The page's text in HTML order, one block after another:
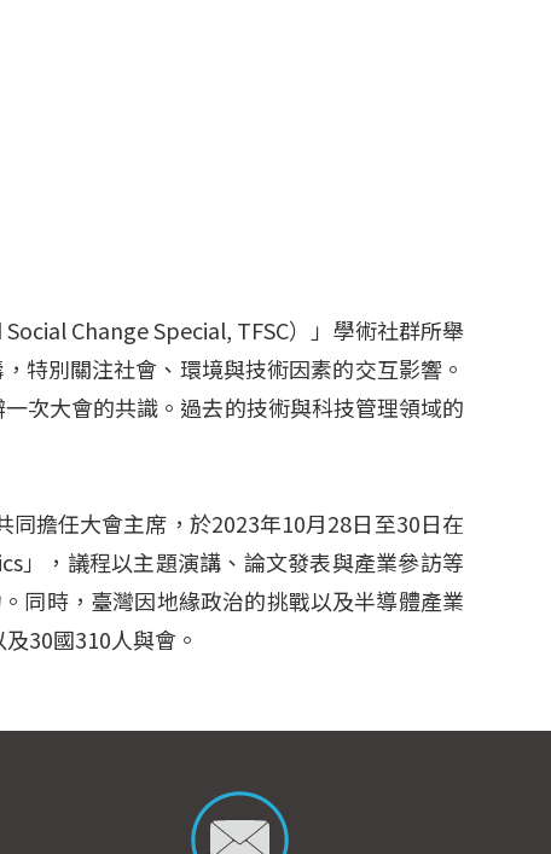
Change Special, TFSC）」學術社群所舉
特別關注社會、環境與技術因素的交互影響。
次大會的共識。過去的技術與科技管理領域的
擔任大會主席，於2023年10月28日至30日在
」，議程以主題演講、論文發表與產業參訪等
同時，臺灣因地緣政治的挑戰以及半導體產業
30國310人與會。